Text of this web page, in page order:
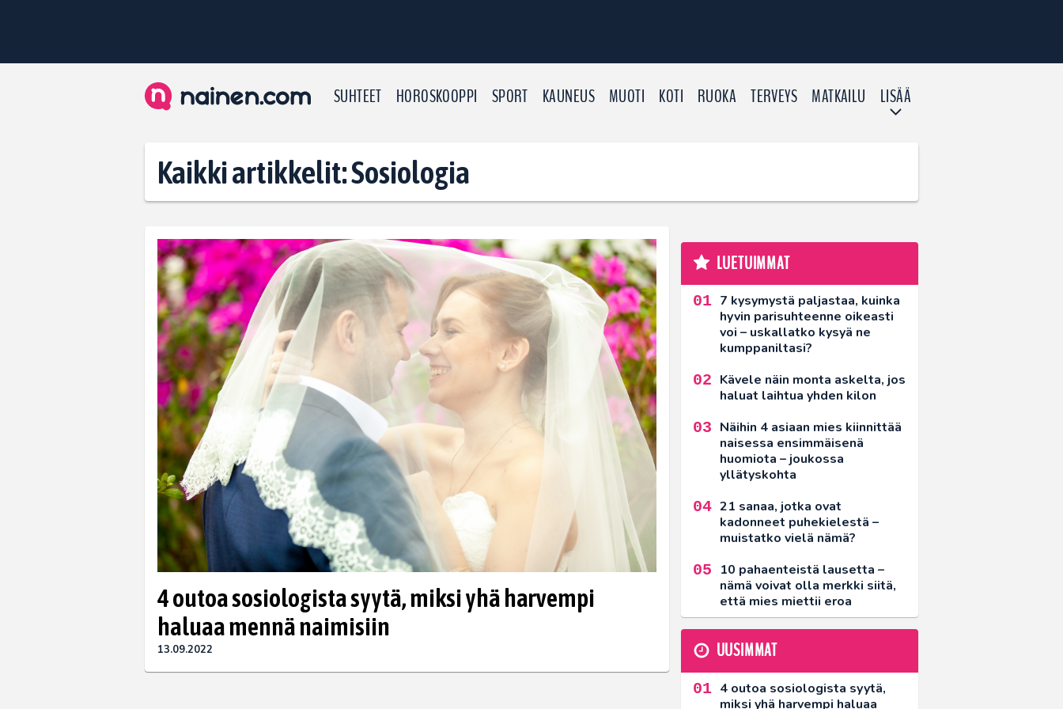
SUHTEET HOROSKOOPPI SPORT KAUNEUS MUOTI KOTI RUOKA TERVEYS MATKAILU LISÄÄ
Kaikki artikkelit: Sosiologia
4 outoa sosiologista syytä, miksi yhä harvempi
haluaa mennä naimisiin
13.09.2022
LUETUIMMAT
7 kysymystä paljastaa, kuinka
hyvin parisuhteenne oikeasti
voi – uskallatko kysyä ne
kumppaniltasi?
Kävele näin monta askelta, jos
haluat laihtua yhden kilon
Näihin 4 asiaan mies kiinnittää
naisessa ensimmäisenä
huomiota – joukossa
yllätyskohta
21 sanaa, jotka ovat
kadonneet puhekielestä –
muistatko vielä nämä?
10 pahaenteistä lausetta –
nämä voivat olla merkki siitä,
että mies miettii eroa
UUSIMMAT
4 outoa sosiologista syytä,
miksi yhä harvempi haluaa